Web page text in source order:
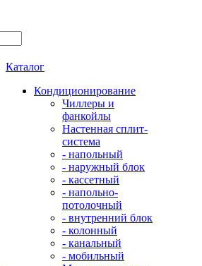
Каталог
Кондиционирование
Чиллеры и
фанкойлы
Настенная сплит-
система
- напольный
- наружный блок
- кассетный
- напольно-
потолочный
- внутренний блок
- колонный
- канальный
- мобильный